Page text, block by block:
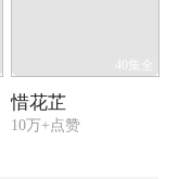
40集全
惜花芷
10万+点赞